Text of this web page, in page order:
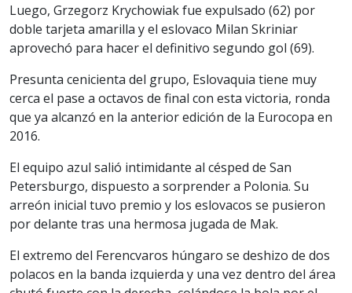
Luego, Grzegorz Krychowiak fue expulsado (62) por
doble tarjeta amarilla y el eslovaco Milan Skriniar
aprovechó para hacer el definitivo segundo gol (69).
Presunta cenicienta del grupo, Eslovaquia tiene muy
cerca el pase a octavos de final con esta victoria, ronda
que ya alcanzó en la anterior edición de la Eurocopa en
2016.
El equipo azul salió intimidante al césped de San
Petersburgo, dispuesto a sorprender a Polonia. Su
arreón inicial tuvo premio y los eslovacos se pusieron
por delante tras una hermosa jugada de Mak.
El extremo del Ferencvaros húngaro se deshizo de dos
polacos en la banda izquierda y una vez dentro del área